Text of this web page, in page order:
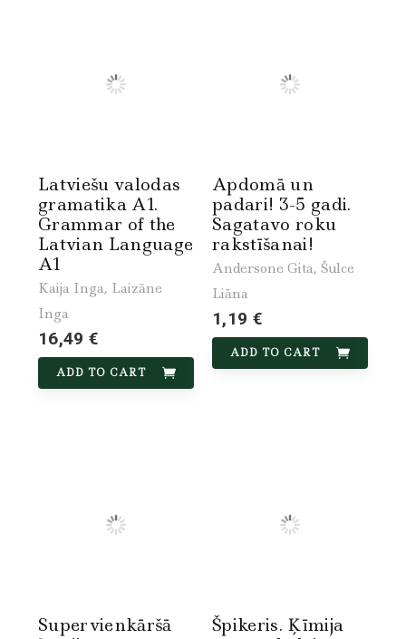
Latviešu valodas
gramatika A1.
Grammar of the
Latvian Language
A1
Kaija Inga, Laizāne
Inga
16,49 €
ADD TO CART
Apdomā un
padari! 3-5 gadi.
Sagatavo roku
rakstīšanai!
Andersone Gita, Šulce
Liāna
1,19 €
ADD TO CART
Supervienkāršā
Špikeris. Ķīmija